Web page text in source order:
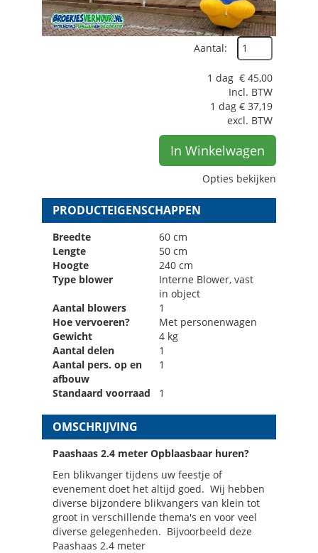
Aantal:
1 dag € 45,00
Incl. BTW
1 dag € 37,19
excl. BTW
In Winkelwagen
Opties bekijken
PRODUCTEIGENSCHAPPEN
Breedte
60 cm
Lengte
50 cm
Hoogte
240 cm
Type blower
Interne Blower, vast
in object
Aantal blowers
1
Hoe vervoeren?
Met personenwagen
Gewicht
4 kg
Aantal delen
1
Aantal pers. op en
afbouw
1
Standaard voorraad 1
OMSCHRIJVING
Paashaas 2.4 meter Opblaasbaar huren?
Een blikvanger tijdens uw feestje of
evenement doet het altijd goed. Wij hebben
diverse bijzondere blikvangers van klein tot
groot in verschillende thema's en voor veel
diverse gelegenheden. Bijvoorbeeld deze
Paashaas 2.4 meter